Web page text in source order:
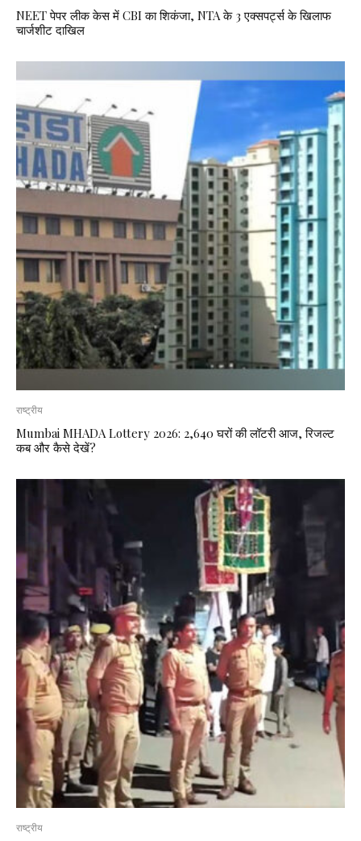
NEET पेपर लीक केस में CBI का शिकंजा, NTA के 3 एक्सपर्ट्स के खिलाफ
चार्जशीट दाखिल
राष्ट्रीय
Mumbai MHADA Lottery 2026: 2,640 घरों की लॉटरी आज, रिजल्ट
कब और कैसे देखें?
राष्ट्रीय